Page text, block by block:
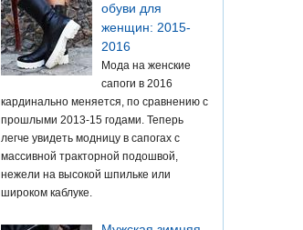
обуви для
женщин: 2015-
2016
Мода на женские
сапоги в 2016
кардинально меняется, по сравнению с
прошлыми 2013-15 годами. Теперь
легче увидеть модницу в сапогах с
массивной тракторной подошвой,
нежели на высокой шпильке или
широком каблуке.